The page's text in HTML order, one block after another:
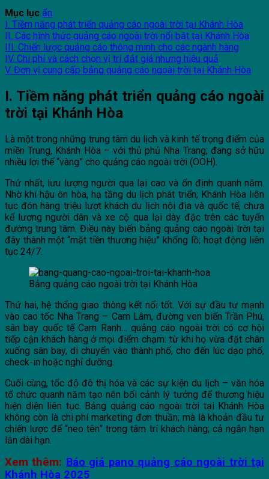
Mục lục ẩn
I. Tiềm năng phát triển quảng cáo ngoài trời tại Khánh Hòa
II. Các hình thức quảng cáo ngoài trời nổi bật tại Khánh Hòa
III. Chiến lược quảng cáo thông minh cho các ngành hàng
IV. Chi phí và cách chọn vị trí đắt giá nhưng hiệu quả
V. Đơn vị cung cấp bảng quảng cáo ngoài trời tại Khánh Hòa
I. Tiềm năng phát triển quảng cáo ngoài
trời tại Khánh Hòa
Là một trong những trung tâm du lịch và kinh tế trọng điểm của
miền Trung, Khánh Hòa – với thủ phủ Nha Trang; đang sở hữu
nhiều lợi thế “vàng” cho quảng cáo ngoài trời (OOH).
Thứ nhất, lưu lượng người qua lại cao và ổn định quanh năm.
Nhờ khí hậu ôn hòa, hạ tầng du lịch phát triển; Khánh Hòa liên
tục đón hàng triệu lượt khách du lịch nội địa và quốc tế; chưa
kể lượng người dân và xe cộ qua lại dày đặc trên các tuyến
đường trung tâm. Điều này biến bảng quảng cáo ngoài trời tại
đây thành một “mặt tiền thương hiệu” khổng lồ; hoạt động liên
tục 24/7.
Bảng quảng cáo ngoài trời tại Khánh Hòa
Thứ hai, hệ thống giao thông kết nối tốt. Với sự đầu tư mạnh
vào cao tốc Nha Trang – Cam Lâm, đường ven biển Trần Phú,
sân bay quốc tế Cam Ranh… quảng cáo ngoài trời có cơ hội
tiếp cận khách hàng ở mọi điểm chạm: từ khi họ vừa đặt chân
xuống sân bay, di chuyển vào thành phố, cho đến lúc dạo phố,
check-in hoặc nghỉ dưỡng.
Cuối cùng, tốc độ đô thị hóa và các sự kiện du lịch – văn hóa
tổ chức quanh năm tạo nên bối cảnh lý tưởng để thương hiệu
hiện diện liên tục. Bảng quảng cáo ngoài trời tại Khánh Hòa
không còn là chi phí marketing đơn thuần; mà là khoản đầu tư
chiến lược để “neo tên” trong tâm trí khách hàng; cả ngắn hạn
lẫn dài hạn.
Xem thêm: Báo giá pano quảng cáo ngoài trời tại
Khánh Hòa 2025